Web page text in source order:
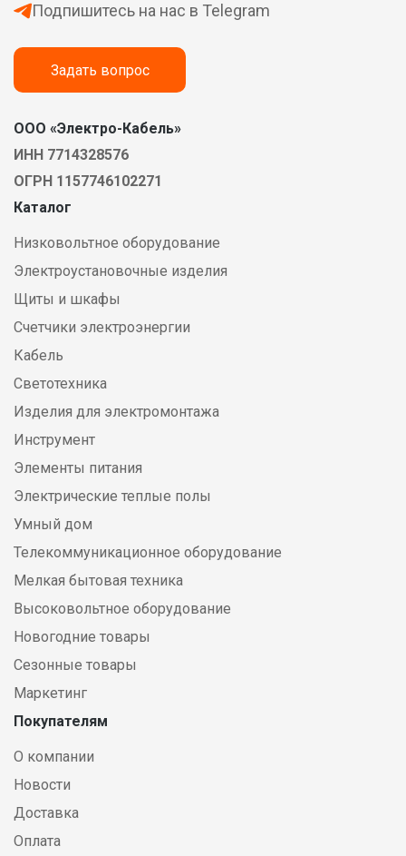
Подпишитесь на нас в Telegram
Задать вопрос
ООО «Электро-Кабель»
ИНН 7714328576
ОГРН 1157746102271
Каталог
Низковольтное оборудование
Электроустановочные изделия
Щиты и шкафы
Счетчики электроэнергии
Кабель
Светотехника
Изделия для электромонтажа
Инструмент
Элементы питания
Электрические теплые полы
Умный дом
Телекоммуникационное оборудование
Мелкая бытовая техника
Высоковольтное оборудование
Новогодние товары
Сезонные товары
Маркетинг
Покупателям
О компании
Новости
Доставка
Оплата